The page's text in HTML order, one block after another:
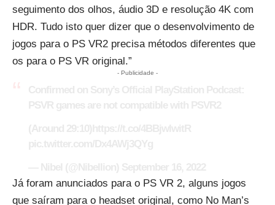
seguimento dos olhos, áudio 3D e resolução 4K com
HDR. Tudo isto quer dizer que o desenvolvimento de
jogos para o PS VR2 precisa métodos diferentes que
os para o PS VR original.”
- Publicidade -
Já foram anunciados para o PS VR 2, alguns jogos
que saíram para o headset original, como No Man’s